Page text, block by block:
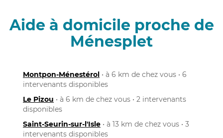
Aide à domicile proche de
Ménesplet
Montpon-Ménestérol • à 6 km de chez vous • 6
intervenants disponibles
Le Pizou • à 6 km de chez vous • 2 intervenants
disponibles
Saint-Seurin-sur-l'Isle • à 13 km de chez vous • 3
intervenants disponibles